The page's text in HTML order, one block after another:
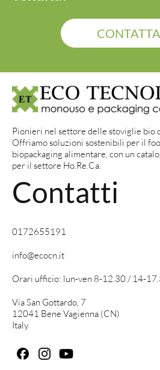
Pionieri nel settore delle stoviglie bio
Offriamo soluzioni sostenibili per il
biopackaging alimentare, con un
per il settore Ho.Re.Ca.
Contatti
0172655191
info@ecocn.it
Orari ufficio: lun-ven 8-12.30 / 14-
Via San Gottardo, 7
12041 Bene Vagienna (CN)
Italy